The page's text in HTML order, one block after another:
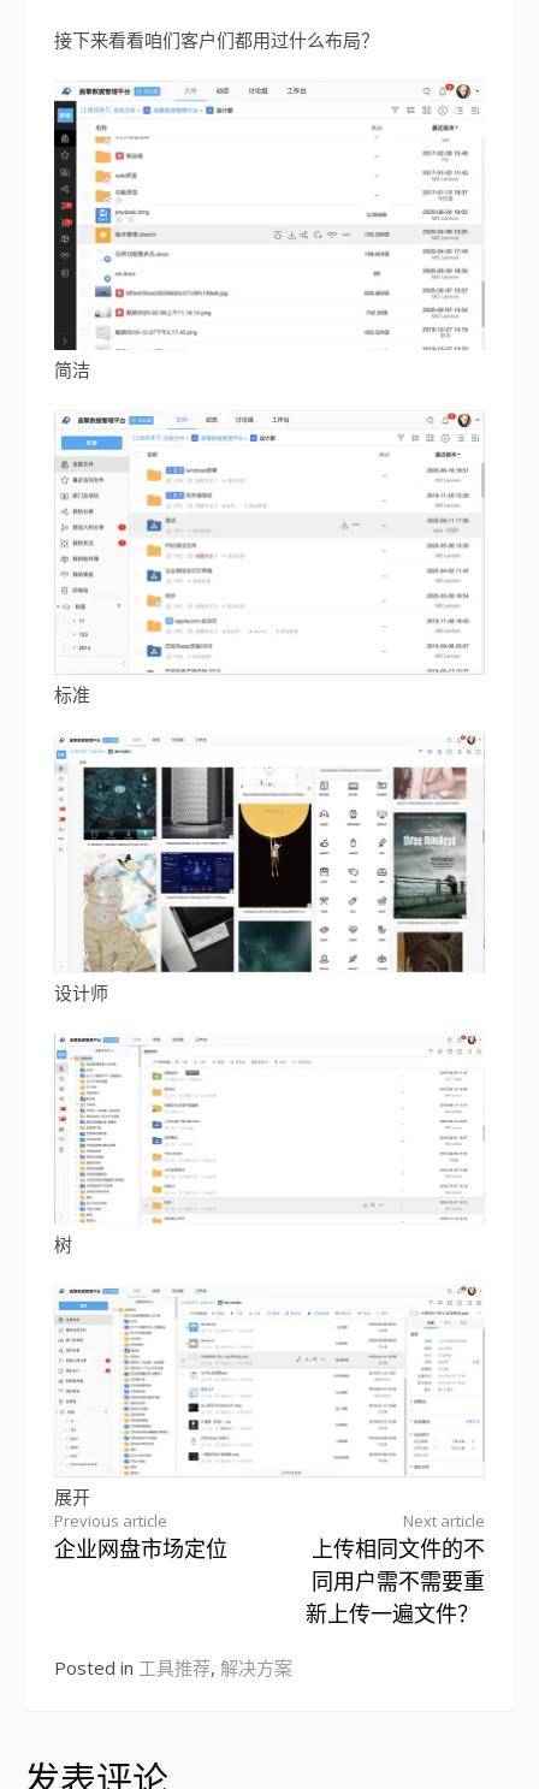
接下来看看咱们客户们都用过什么布局？
简洁
标准
设计师
树
展开
Continue
Previous article
企业网盘市场定位
Next article
上传相同文件的不
同用户需不需要重
新上传一遍文件？
Posted in 工具推荐, 解决方案
发表评论